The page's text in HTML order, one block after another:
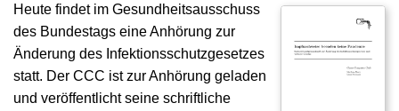
Heute findet im Gesundheitsausschuss
des Bundestags eine Anhörung zur
Änderung des Infektionsschutzgesetzes
statt. Der CCC ist zur Anhörung geladen
und veröffentlicht seine schriftliche